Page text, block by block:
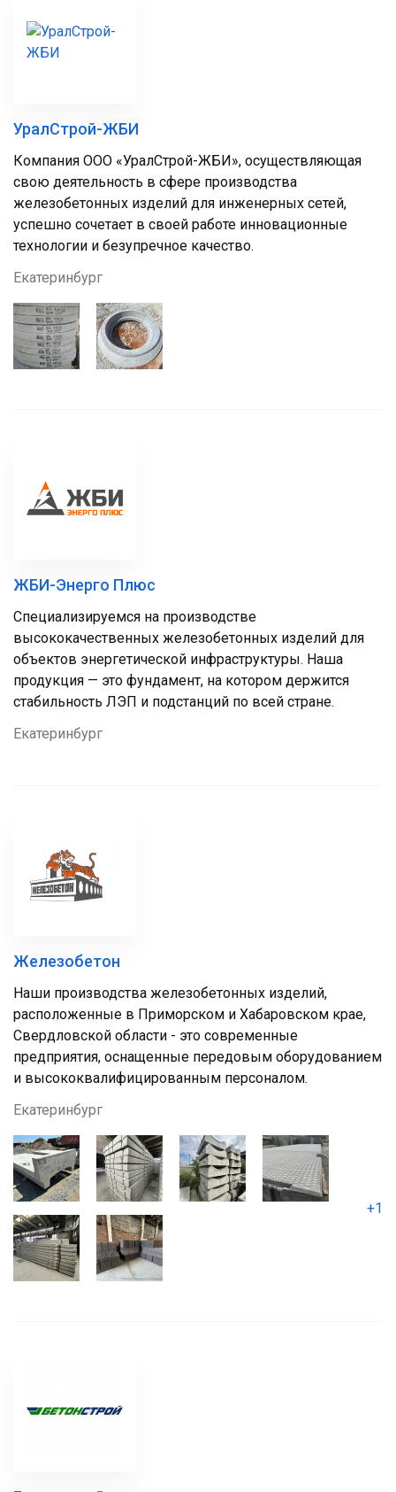
УралСтрой-ЖБИ
Компания ООО «УралСтрой-ЖБИ», осуществляющая
свою деятельность в сфере производства
железобетонных изделий для инженерных сетей,
успешно сочетает в своей работе инновационные
технологии и безупречное качество.
Екатеринбург
ЖБИ-Энерго Плюс
Специализируемся на производстве
высококачественных железобетонных изделий для
объектов энергетической инфраструктуры. Наша
продукция — это фундамент, на котором держится
стабильность ЛЭП и подстанций по всей стране.
Екатеринбург
Железобетон
Наши производства железобетонных изделий,
расположенные в Приморском и Хабаровском крае,
Свердловской области - это современные
предприятия, оснащенные передовым оборудованием
и высококвалифицированным персоналом.
Екатеринбург
+1